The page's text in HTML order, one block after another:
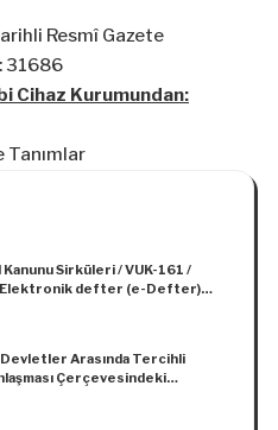
Resmî Gazete
31686
Cihaz Kurumundan:
Tanımlar
Sirküleri / VUK-161 /
defter (e-Defter)
oluşturulma ve imzalanma
sürede Gelir İdaresi
Arasında Tercihli
Çerçevesindeki